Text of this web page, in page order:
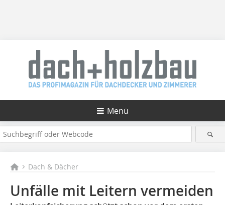
Menü
Dach & Dächer
Unfälle mit Leitern vermeiden